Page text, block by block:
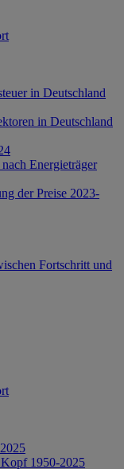
in Deutschland
in Deutschland
Energieträger
der Preise 2023-
Fortschritt und
1950-2025